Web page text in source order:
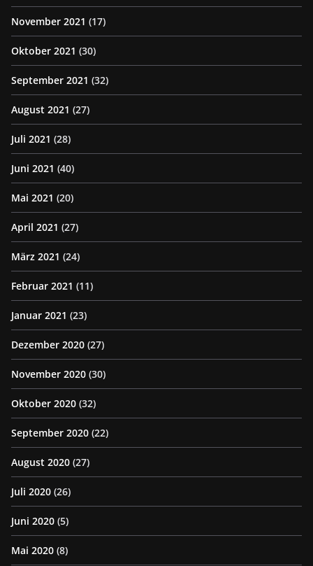
November 2021 (17)
Oktober 2021 (30)
September 2021 (32)
August 2021 (27)
Juli 2021 (28)
Juni 2021 (40)
Mai 2021 (20)
April 2021 (27)
März 2021 (24)
Februar 2021 (11)
Januar 2021 (23)
Dezember 2020 (27)
November 2020 (30)
Oktober 2020 (32)
September 2020 (22)
August 2020 (27)
Juli 2020 (26)
Juni 2020 (5)
Mai 2020 (8)